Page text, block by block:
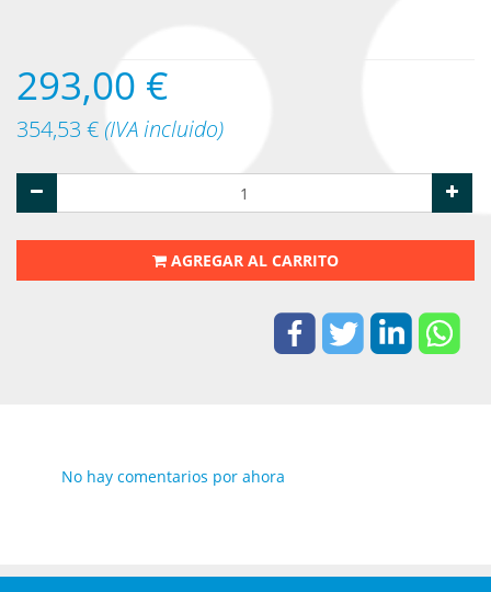
293,00 €
354,53 € (IVA incluido)
AGREGAR AL CARRITO
No hay comentarios por ahora